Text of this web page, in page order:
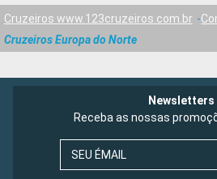
Cruzeiros www.123cruzeiros.com.br
Cruzeiros Europa do Norte
Newsletters
Receba as nossas
SEU ÉMAIL